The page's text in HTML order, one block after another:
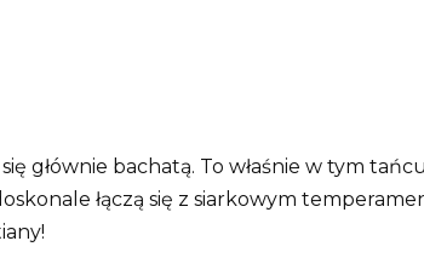
głównie bachatą. To właśnie w tym
łączą się z siarkowym